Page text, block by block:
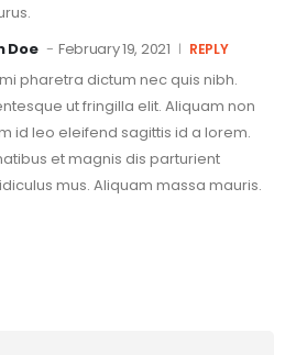
Doe
February 19, 2021 REPLY
pharetra dictum nec quis nibh.
ut fringilla elit. Aliquam non
id leo eleifend sagittis id a lorem.
et magnis dis parturient
mus. Aliquam massa mauris.